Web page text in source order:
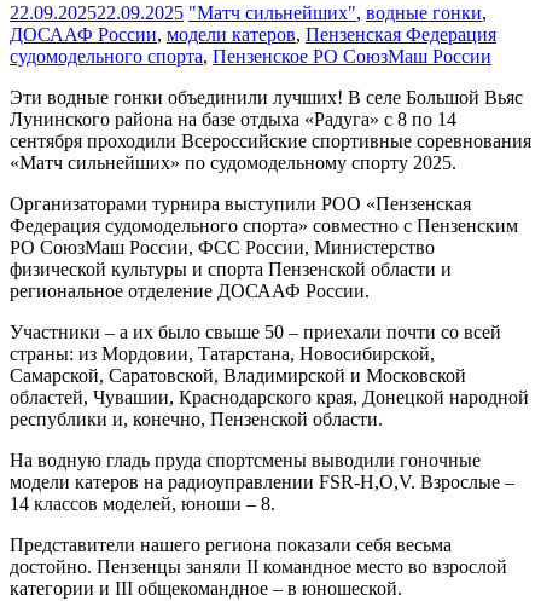
22.09.202522.09.2025 "Матч сильнейших", водные гонки,
ДОСААФ России, модели катеров, Пензенская Федерация
судомодельного спорта, Пензенское РО СоюзМаш России
Эти водные гонки объединили лучших! В селе Большой Вьяс
Лунинского района на базе отдыха «Радуга» с 8 по 14
сентября проходили Всероссийские спортивные соревнования
«Матч сильнейших» по судомодельному спорту 2025.
Организаторами турнира выступили РОО «Пензенская
Федерация судомодельного спорта» совместно с Пензенским
РО СоюзМаш России, ФСС России, Министерство
физической культуры и спорта Пензенской области и
региональное отделение ДОСААФ России.
Участники – а их было свыше 50 – приехали почти со всей
страны: из Мордовии, Татарстана, Новосибирской,
Самарской, Саратовской, Владимирской и Московской
областей, Чувашии, Краснодарского края, Донецкой народной
республики и, конечно, Пензенской области.
На водную гладь пруда спортсмены выводили гоночные
модели катеров на радиоуправлении FSR-H,O,V. Взрослые –
14 классов моделей, юноши – 8.
Представители нашего региона показали себя весьма
достойно. Пензенцы заняли II командное место во взрослой
категории и III общекомандное – в юношеской.